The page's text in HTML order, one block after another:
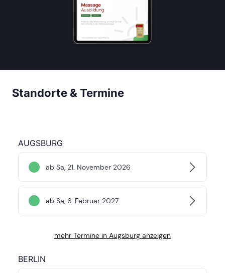
Standorte & Termine
AUGSBURG
ab Sa, 21. November 2026
ab Sa, 6. Februar 2027
mehr Termine in Augsburg anzeigen
BERLIN